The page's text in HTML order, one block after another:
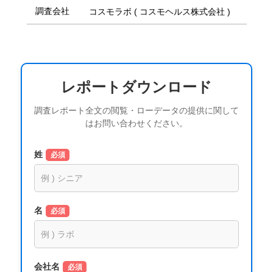
調査会社 コスモラボ ( コスモヘルス株式会社 )
レポートダウンロード
調査レポート全文の閲覧・ローデータの提供に関して
はお問い合わせください。
姓 必須
名 必須
会社名 必須